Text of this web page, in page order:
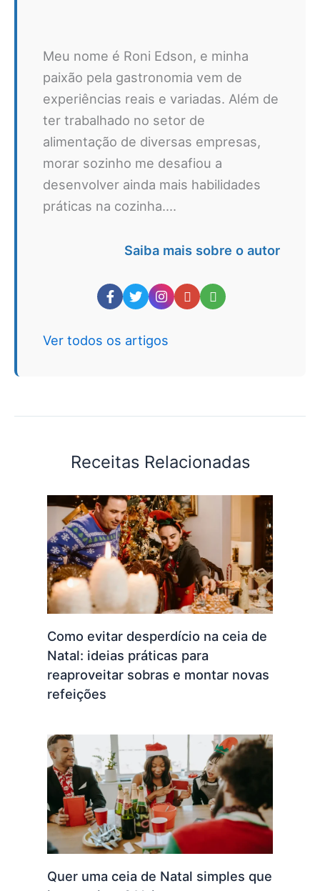
Meu nome é Roni Edson, e minha
paixão pela gastronomia vem de
experiências reais e variadas. Além de
ter trabalhado no setor de
alimentação de diversas empresas,
morar sozinho me desafiou a
desenvolver ainda mais habilidades
práticas na cozinha....
Saiba mais sobre o autor
Ver todos os artigos
Receitas Relacionadas
Como evitar desperdício na ceia de
Natal: ideias práticas para
reaproveitar sobras e montar novas
refeições
Quer uma ceia de Natal simples que